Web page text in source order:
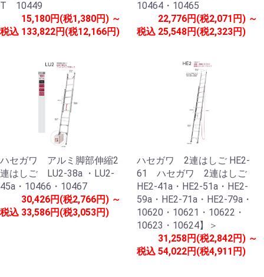
T 10449
税込
15,180円(税1,380円) ～
133,822円(税12,166円)
10464・10465
税込
22,776円(税2,071円) ～
25,548円(税2,323円)
ハセガワ アルミ脚部伸縮2
連はしご LU2-38a ・LU2-
45a・10466・10467
税込
30,426円(税2,766円) ～
33,586円(税3,053円)
ハセガワ 2連はしご HE2-
61 ハセガワ 2連はしご
HE2-41a・HE2-51a・HE2-
59a・HE2-71a・HE2-79a・
10620・10621・10622・
10623・10624】＞
税込
31,258円(税2,842円) ～
54,022円(税4,911円)